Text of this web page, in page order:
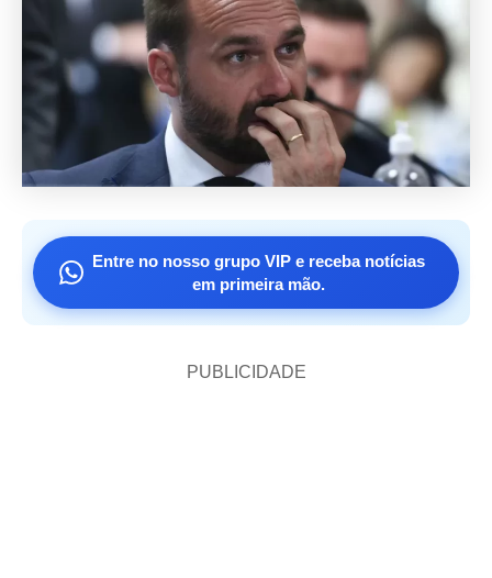
Entre no nosso grupo VIP e receba notícias
em primeira mão.
PUBLICIDADE